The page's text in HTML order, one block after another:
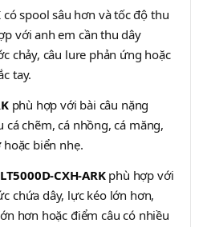
có spool sâu hơn và tốc độ thu
với anh em cần thu dây
chảy, câu lure phản ứng hoặc
tay.
phù hợp với bài câu nặng
cá chẽm, cá nhồng, cá măng,
biển nhẹ.
LT5000D-CXH-ARKphù hợp với
chứa dây, lực kéo lớn hơn,
hơn hoặc điểm câu có nhiều